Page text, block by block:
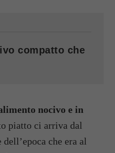
compatto che
nocivo e in
piatto ci arriva dal
che era al